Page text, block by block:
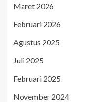
Maret 2026
Februari 2026
Agustus 2025
Juli 2025
Februari 2025
November 2024